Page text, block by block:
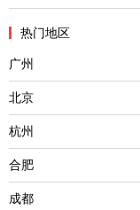
热门地区
广州
北京
杭州
合肥
成都